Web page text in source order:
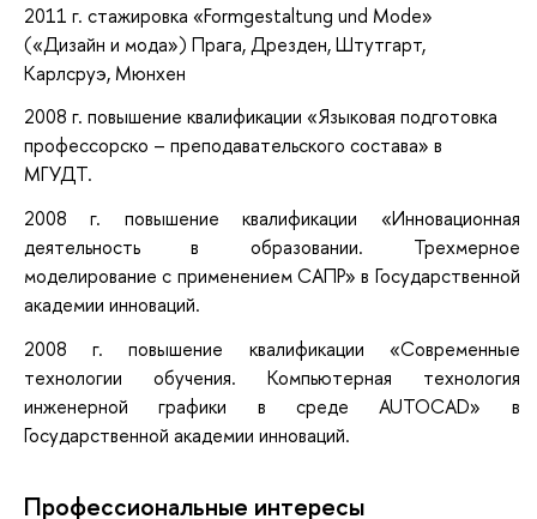
2011 г. стажировка «Formgestaltung und Mode»
(«Дизайн и мода») Прага, Дрезден, Штутгарт,
Карлсруэ, Мюнхен
2008 г. повышение квалификации «Языковая подготовка
профессорско – преподавательского состава» в
МГУДТ.
2008 г. повышение квалификации «Инновационная
деятельность в образовании. Трехмерное
моделирование с применением САПР» в Государственной
академии инноваций.
2008 г. повышение квалификации «Современные
технологии обучения. Компьютерная технология
инженерной графики в среде AUTOCAD» в
Государственной академии инноваций.
Профессиональные интересы